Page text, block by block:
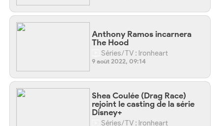
Anthony Ramos incarnera
The Hood
Séries/TV : Ironheart
9 août 2022, 09:14
Shea Coulée (Drag Race)
rejoint le casting de la série
Disney+
Séries/TV : Ironheart